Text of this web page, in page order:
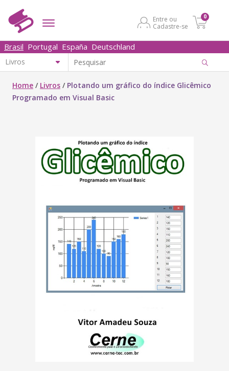
Entre ou
Cadastre-se
0
Brasil Portugal España Deutschland
Home / Livros / Plotando um gráfico do índice Glicêmico
Programado em Visual Basic